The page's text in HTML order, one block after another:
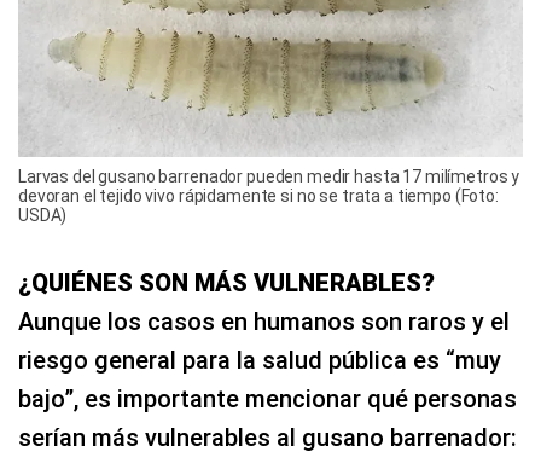
Larvas del gusano barrenador pueden medir hasta 17 milímetros y
devoran el tejido vivo rápidamente si no se trata a tiempo (Foto:
USDA)
¿QUIÉNES SON MÁS VULNERABLES?
Aunque los casos en humanos son raros y el
riesgo general para la salud pública es “muy
bajo”, es importante mencionar qué personas
serían más vulnerables al gusano barrenador: